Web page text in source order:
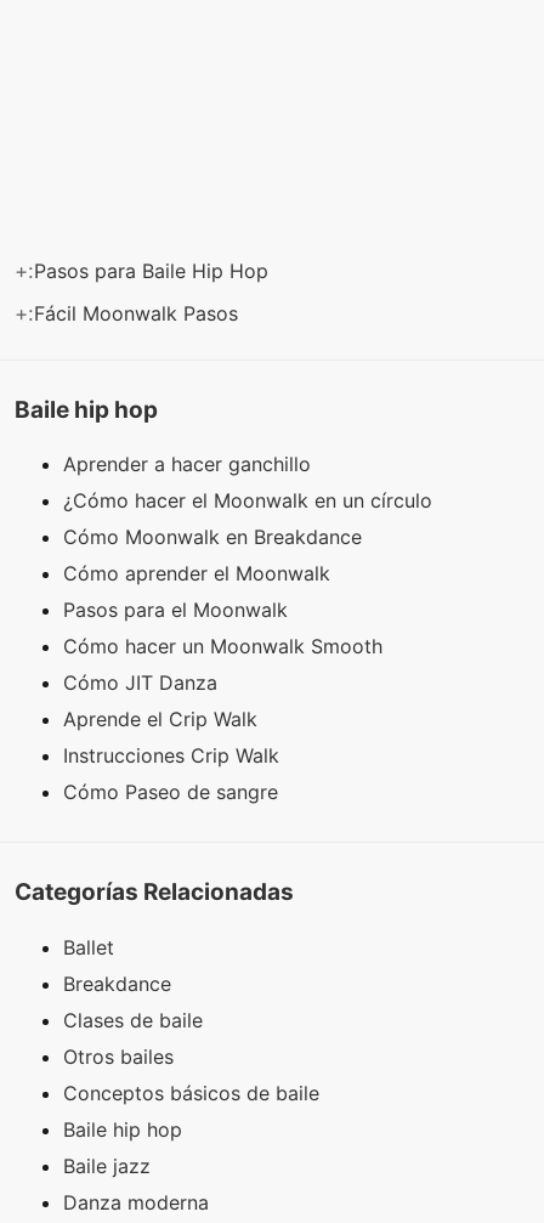
+:Pasos para Baile Hip Hop
+:Fácil Moonwalk Pasos
Baile hip hop
Aprender a hacer ganchillo
¿Cómo hacer el Moonwalk en un círculo
Cómo Moonwalk en Breakdance
Cómo aprender el Moonwalk
Pasos para el Moonwalk
Cómo hacer un Moonwalk Smooth
Cómo JIT Danza
Aprende el Crip Walk
Instrucciones Crip Walk
Cómo Paseo de sangre
Categorías Relacionadas
Ballet
Breakdance
Clases de baile
Otros bailes
Conceptos básicos de baile
Baile hip hop
Baile jazz
Danza moderna